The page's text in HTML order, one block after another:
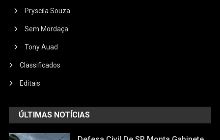
Pryscila Souza
Sem Mordaça
Tony Auad
Classificados
Editais
ÚLTIMAS NOTÍCIAS